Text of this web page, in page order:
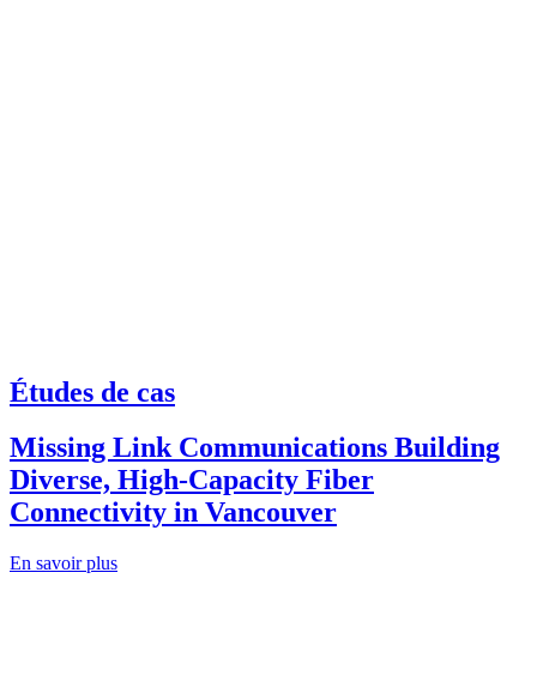
Études de cas
Missing Link Communications Building
Diverse, High-Capacity Fiber
Connectivity in Vancouver
En savoir plus